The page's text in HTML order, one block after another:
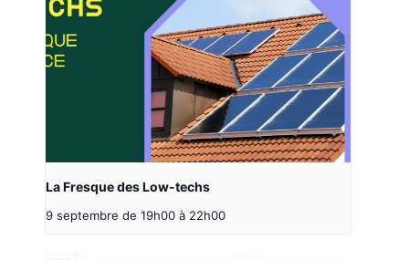
La Fresque des Low-techs
9 septembre de 19h00 à 22h00